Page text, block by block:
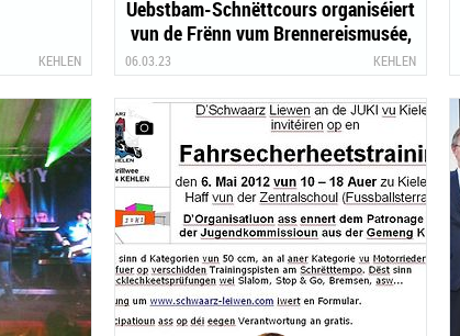
KEHLEN
Uebstbam-Schnëttcours organiséiert
vun de Frënn vum Brennereismusée,
06.03.23 KEHLEN